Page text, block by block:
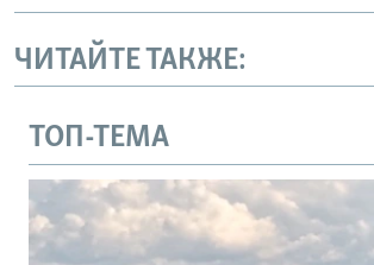
ЧИТАЙТЕ ТАКЖЕ:
ТОП-ТЕМА